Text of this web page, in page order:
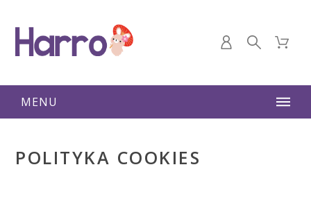
MENU
POLITYKA COOKIES